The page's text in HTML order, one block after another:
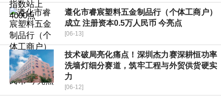
遵化市睿宸塑料五金制品行（个体工商户）
成立 注册资本0.5万人民币 今亮点
[06-13]
技术破局亮化痛点！深圳杰力赛深耕恒功率
洗墙灯细分赛道，筑牢工程与外贸供货硬实
力
[06-12]